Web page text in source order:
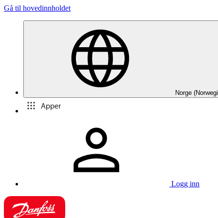
Gå til hovedinnholdet
Norge
Apper
Logg inn